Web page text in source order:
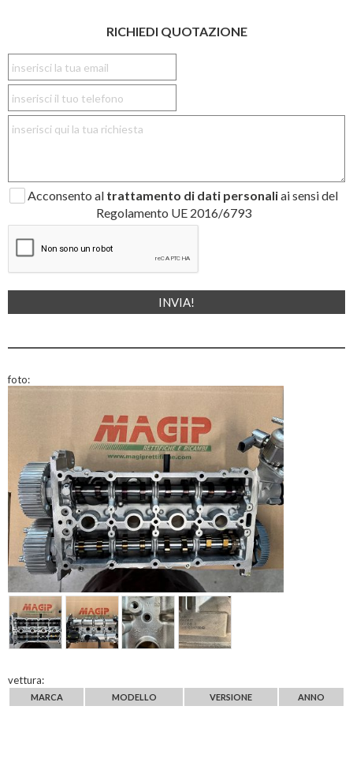
RICHIEDI QUOTAZIONE
Acconsento al trattamento di dati personaliai sensi del
Regolamento UE 2016/6793
foto:
vettura:
MARCA MODELLO VERSIONE ANNO